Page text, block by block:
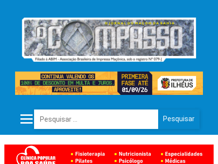
Pesquisar por: